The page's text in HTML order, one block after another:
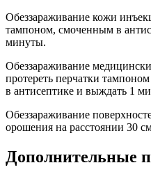
Обеззараживание кожи
тампоном, смоченным в
минуты.
Обеззараживание
протереть перчатки
в антисептике и выждать 1
Обеззараживание
орошения на расстоянии 30
Дополнительные